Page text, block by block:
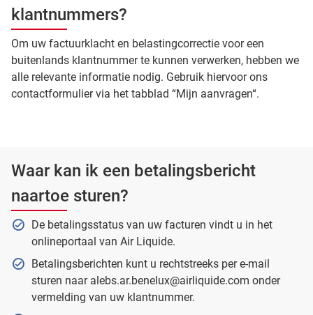
klantnummers?
Om uw factuurklacht en belastingcorrectie voor een
buitenlands klantnummer te kunnen verwerken, hebben we
alle relevante informatie nodig. Gebruik hiervoor ons
contactformulier via het tabblad “Mijn aanvragen“.
Waar kan ik een betalingsbericht
naartoe sturen?
De betalingsstatus van uw facturen vindt u in het
onlineportaal van Air Liquide.
Betalingsberichten kunt u rechtstreeks per e-mail
sturen naar alebs.ar.benelux@airliquide.com onder
vermelding van uw klantnummer.